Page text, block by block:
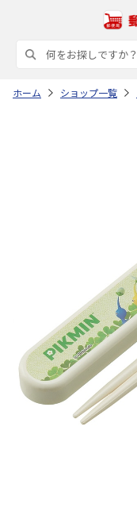
ホーム ショップ一覧